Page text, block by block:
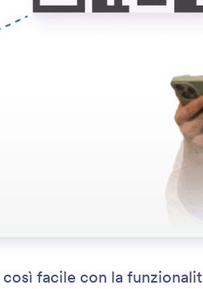
facile con la